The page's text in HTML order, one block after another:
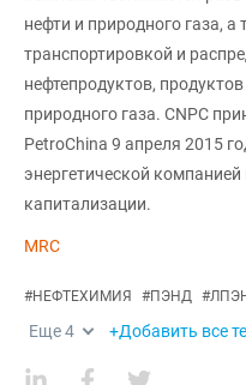
нефти и природного газа, а
транспортировкой и
нефтепродуктов,
природного газа. CNPC
PetroChina 9 апреля 2015
энергетической
капитализации.
MRC
#НЕФТЕХИМИЯ #ПЭНД #
Еще4 +Добавить все